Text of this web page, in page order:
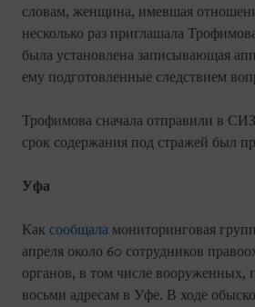
словам, женщина, имевшая
несколько раз приглашала
была установлена записывающая
ему подготовленные следствием
Трофимова сначала отправили в
срок содержания под стражей был
Уфа
Как сообщала мониторинговая
апреля около 60 сотрудников
органов, в том числе вооруженных,
восьми адресам в Уфе. В ходе